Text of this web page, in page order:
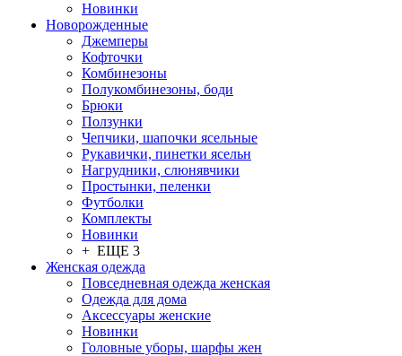
Новинки
Новорожденные
Джемперы
Кофточки
Комбинезоны
Полукомбинезоны, боди
Брюки
Ползунки
Чепчики, шапочки ясельные
Рукавички, пинетки ясельн
Нагрудники, слюнявчики
Простынки, пеленки
Футболки
Комплекты
Новинки
+ ЕЩЕ 3
Женская одежда
Повседневная одежда женская
Одежда для дома
Аксессуары женские
Новинки
Головные уборы, шарфы жен